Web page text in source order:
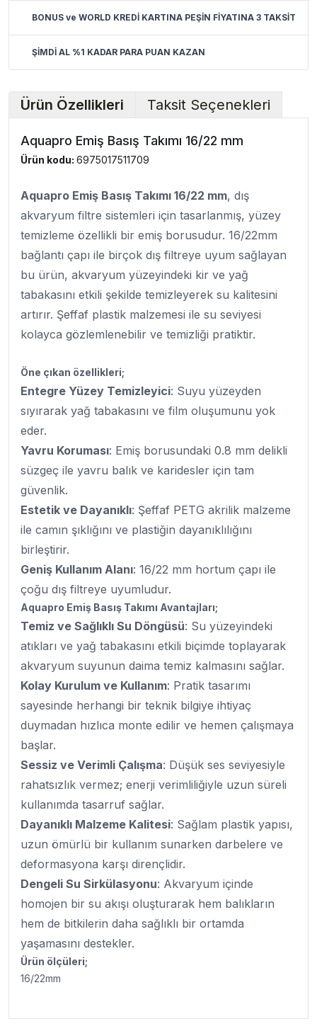
BONUS ve WORLD KREDİ KARTINA PEŞİN FİYATINA 3 TAKSİT
ŞİMDİ AL %1 KADAR PARA PUAN KAZAN
Ürün Özellikleri Taksit Seçenekleri
Aquapro Emiş Basış Takımı 16/22 mm
Ürün kodu: 6975017511709
Aquapro Emiş Basış Takımı 16/22 mm, dış
akvaryum filtre sistemleri için tasarlanmış, yüzey
temizleme özellikli bir emiş borusudur. 16/22mm
bağlantı çapı ile birçok dış filtreye uyum sağlayan
bu ürün, akvaryum yüzeyindeki kir ve yağ
tabakasını etkili şekilde temizleyerek su kalitesini
artırır. Şeffaf plastik malzemesi ile su seviyesi
kolayca gözlemlenebilir ve temizliği pratiktir.
Öne çıkan özellikleri;
Entegre Yüzey Temizleyici: Suyu yüzeyden
sıyırarak yağ tabakasını ve film oluşumunu yok
eder.
Yavru Koruması: Emiş borusundaki 0.8 mm delikli
süzgeç ile yavru balık ve karidesler için tam
güvenlik.
Estetik ve Dayanıklı: Şeffaf PETG akrilik malzeme
ile camın şıklığını ve plastiğin dayanıklılığını
birleştirir.
Geniş Kullanım Alanı: 16/22 mm hortum çapı ile
çoğu dış filtreye uyumludur.
Aquapro Emiş Basış Takımı Avantajları;
Temiz ve Sağlıklı Su Döngüsü: Su yüzeyindeki
atıkları ve yağ tabakasını etkili biçimde toplayarak
akvaryum suyunun daima temiz kalmasını sağlar.
Kolay Kurulum ve Kullanım: Pratik tasarımı
sayesinde herhangi bir teknik bilgiye ihtiyaç
duymadan hızlıca monte edilir ve hemen çalışmaya
başlar.
Sessiz ve Verimli Çalışma: Düşük ses seviyesiyle
rahatsızlık vermez; enerji verimliliğiyle uzun süreli
kullanımda tasarruf sağlar.
Dayanıklı Malzeme Kalitesi: Sağlam plastik yapısı,
uzun ömürlü bir kullanım sunarken darbelere ve
deformasyona karşı dirençlidir.
Dengeli Su Sirkülasyonu: Akvaryum içinde
homojen bir su akışı oluşturarak hem balıkların
hem de bitkilerin daha sağlıklı bir ortamda
yaşamasını destekler.
Ürün ölçüleri;
16/22mm